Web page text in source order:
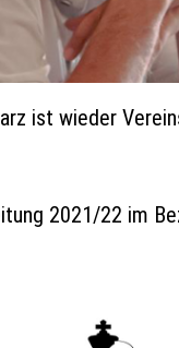
ist wieder
2021/22 im